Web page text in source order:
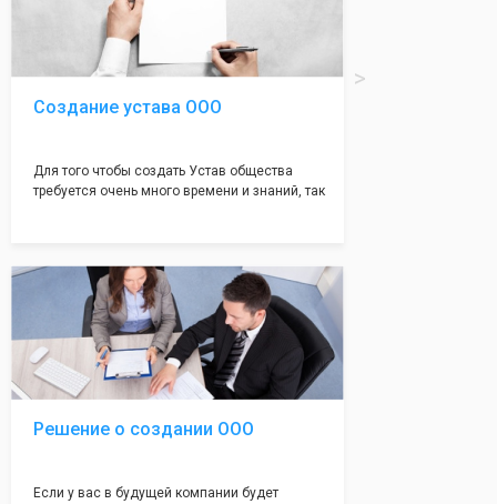
себя! Многолетний опыт работы наших
юристов позволяет оформлять заявление без
ошибок, тем самым гарантируя вам
успешную регистрацию в налоговой
Создание устава ООО
Для того чтобы создать Устав общества
требуется очень много времени и знаний, так
Наша компания предоставит вам свой
уникальный Устав Общества, который
подойдет для любой компании. Устав,
сделанный нашими профессиональными
юристами, успешно проходит регистрацию в
налоговой инспекции!
Решение о создании ООО
Если у вас в будущей компании будет